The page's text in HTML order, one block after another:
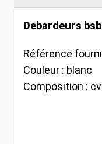
Debardeurs
Référence
Couleur : blanc
Composition :